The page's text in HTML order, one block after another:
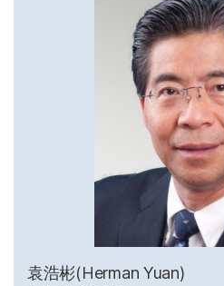
袁浩彬(Herman Yuan)